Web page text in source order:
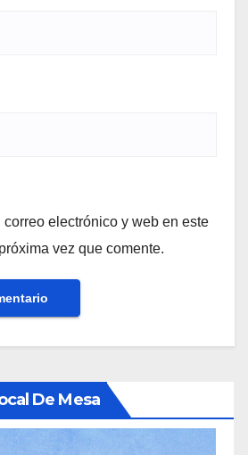
electrónico y web en este
vez que comente.
De Mesa